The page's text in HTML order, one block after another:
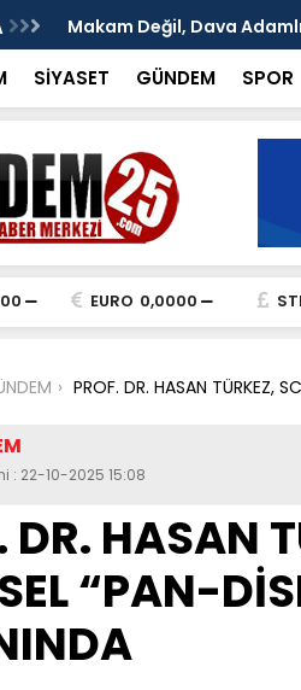
TÜRKAV Erzurum
ve Terakki Konferansı
SİYASET GÜNDEM SPOR
EURO 0,0000
PROF. DR. HASAN TÜRKEZ,
: 22-10-2025 15:08
DR. HASAN
“PAN-